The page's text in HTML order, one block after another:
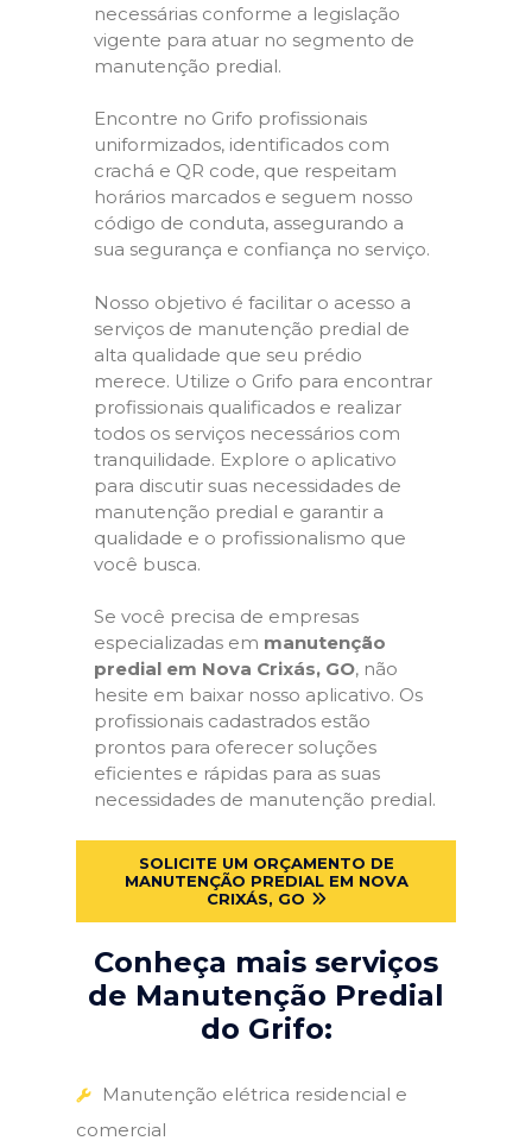
necessárias conforme a legislação
vigente para atuar no segmento de
manutenção predial.
Encontre no Grifo profissionais
uniformizados, identificados com
crachá e QR code, que respeitam
horários marcados e seguem nosso
código de conduta, assegurando a
sua segurança e confiança no serviço.
Nosso objetivo é facilitar o acesso a
serviços de manutenção predial de
alta qualidade que seu prédio
merece. Utilize o Grifo para encontrar
profissionais qualificados e realizar
todos os serviços necessários com
tranquilidade. Explore o aplicativo
para discutir suas necessidades de
manutenção predial e garantir a
qualidade e o profissionalismo que
você busca.
Se você precisa de empresas
especializadas em manutenção
predial em Nova Crixás, GO, não
hesite em baixar nosso aplicativo. Os
profissionais cadastrados estão
prontos para oferecer soluções
eficientes e rápidas para as suas
necessidades de manutenção predial.
SOLICITE UM ORÇAMENTO DE
MANUTENÇÃO PREDIAL EM NOVA
CRIXÁS, GO
Conheça mais serviços
de Manutenção Predial
do Grifo:
Manutenção elétrica residencial e
comercial